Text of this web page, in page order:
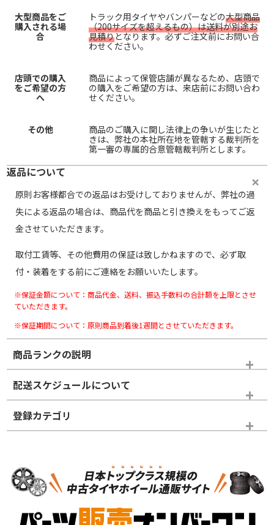
大型商品をご
購入される場
合
トラック用タイヤやバンパーなどの大型商品
（200サイズを超えるもの）は送料が別途お
見積りとなります。必ずご注文前にお問い合
わせください。
店頭での購入
をご希望の方
へ
商品によって保管店舗が異なるため、店頭で
の購入をご希望の方は、来店前にお問い合わ
せください。
その他
商品のご購入に関し法律上の争いが生じたと
きは、弊社の本社所在地を管轄する裁判所を
第一審の専属的合意管轄裁判所とします。
返品について
原則お客様都合での返品はお受けしておりませんが、弊社の過
失による返品の場合は、商品代を商品と引き換えをもってご返
金させていただきます。
取付工賃等、その他費用の保証は致しかねますので、必ず取
付・装着をする前にご連絡をお願いいたします。
※保証金額について：商品代金、送料、振込手数料の合計額を上限とさせ
ていただきます。
※保証期間について：原則商品到着後1週間とさせていただきます。
商品ランクの説明
※商品ランクは出品者の主観により判断しておりますので、あら
かじめご了承ください。
ホイールランク
S
品）
S
新車外し品（新古
付き
配送スケジュールについて
登録カテゴリ
スタッドレスタイヤホイールセット